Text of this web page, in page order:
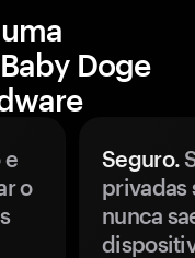
Doge
e
o
Seguro.
privadas
nunca